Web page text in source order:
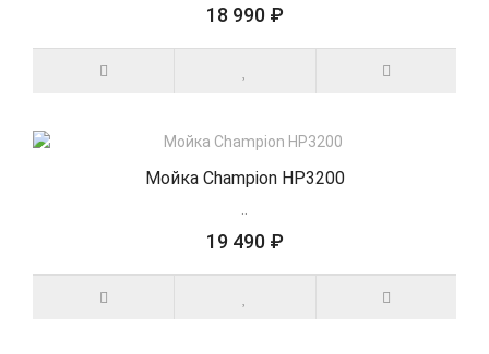
18 990 ₽
Мойка Champion HP3200
..
19 490 ₽